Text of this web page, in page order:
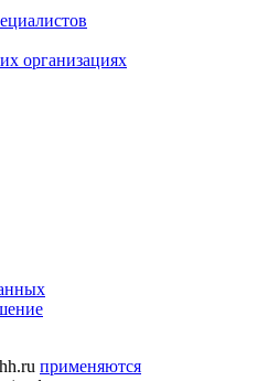
организациях
применяются